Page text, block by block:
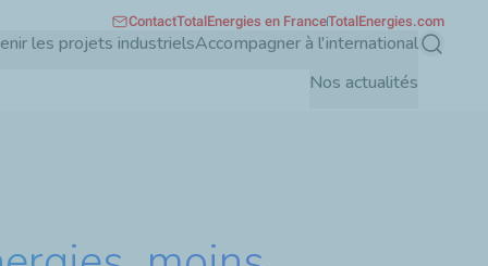
les projets industrielsAccompagner à l'international
Nos actualités
ContactTotalEnergies en FranceTotalEnergies.com